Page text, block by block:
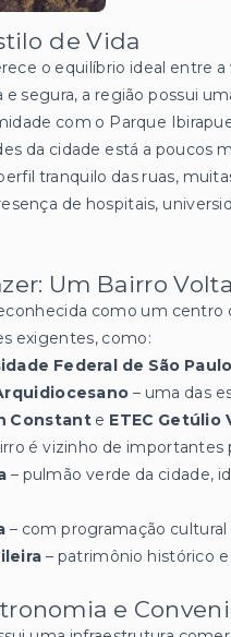
de Vida
o equilíbrio ideal entre
segura, a região possui
com o Parque
da cidade está a poucos
tranquilo das ruas,
de hospitais,
Um Bairro
como um centro
exigentes, como:
Federal de São
– uma das
Constante ETEC Getúlio
é vizinho de
– pulmão verde da cidade,
– com programação
– patrimônio histórico
e